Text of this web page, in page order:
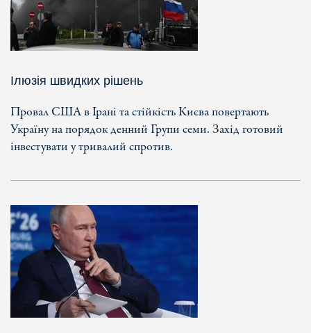
Ілюзія швидких рішень
Провал США в Ірані та стійкість Києва повертають
Україну на порядок денний Групи семи. Захід готовий
інвестувати у тривалий спротив.